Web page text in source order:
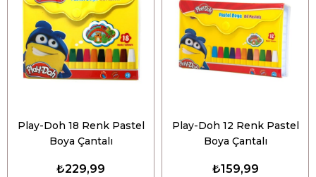
Play-Doh 18 Renk Pastel
Boya Çantalı
₺229,99
Play-Doh 12 Renk Pastel
Boya Çantalı
₺159,99